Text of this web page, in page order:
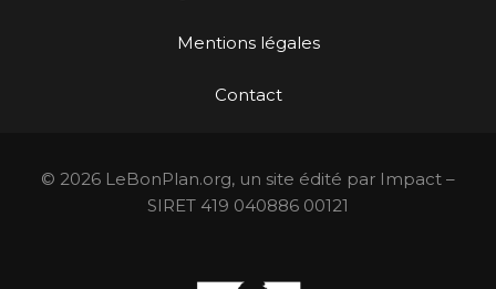
Mentions légales
Contact
© 2026 LeBonPlan.org, un site édité par Impact –
SIRET 419 040886 00121